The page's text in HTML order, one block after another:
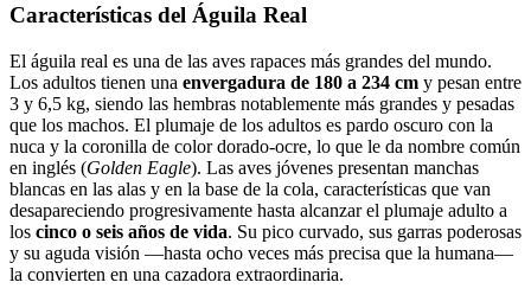
Características del Águila Real
El águila real es una de las aves rapaces más grandes del mundo.
Los adultos tienen una envergadura de 180 a 234 cm y pesan entre
3 y 6,5 kg, siendo las hembras notablemente más grandes y pesadas
que los machos. El plumaje de los adultos es pardo oscuro con la
nuca y la coronilla de color dorado-ocre, lo que le da nombre común
en inglés (Golden Eagle). Las aves jóvenes presentan manchas
blancas en las alas y en la base de la cola, características que van
desapareciendo progresivamente hasta alcanzar el plumaje adulto a
los cinco o seis años de vida. Su pico curvado, sus garras poderosas
y su aguda visión —hasta ocho veces más precisa que la humana—
la convierten en una cazadora extraordinaria.